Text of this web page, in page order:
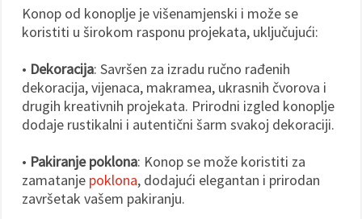
Konop od konoplje je višenamjenski i može se
koristiti u širokom rasponu projekata, uključujući:
• Dekoracija: Savršen za izradu ručno rađenih
dekoracija, vijenaca, makramea, ukrasnih čvorova i
drugih kreativnih projekata. Prirodni izgled konoplje
dodaje rustikalni i autentični šarm svakoj dekoraciji.
• Pakiranje poklona: Konop se može koristiti za
zamatanje poklona, dodajući elegantan i prirodan
završetak vašem pakiranju.